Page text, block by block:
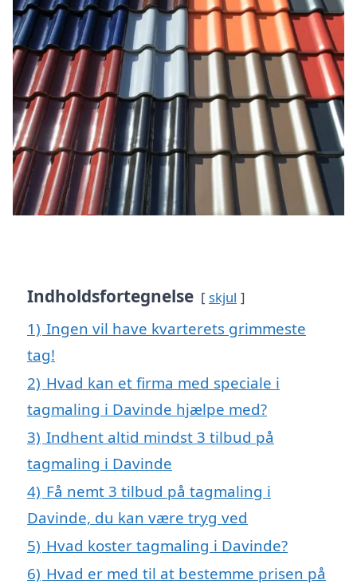
Indholdsfortegnelse skjul
1) Ingen vil have kvarterets grimmeste
tag!
2) Hvad kan et firma med speciale i
tagmaling i Davinde hjælpe med?
3) Indhent altid mindst 3 tilbud på
tagmaling i Davinde
4) Få nemt 3 tilbud på tagmaling i
Davinde, du kan være tryg ved
5) Hvad koster tagmaling i Davinde?
6) Hvad er med til at bestemme prisen på